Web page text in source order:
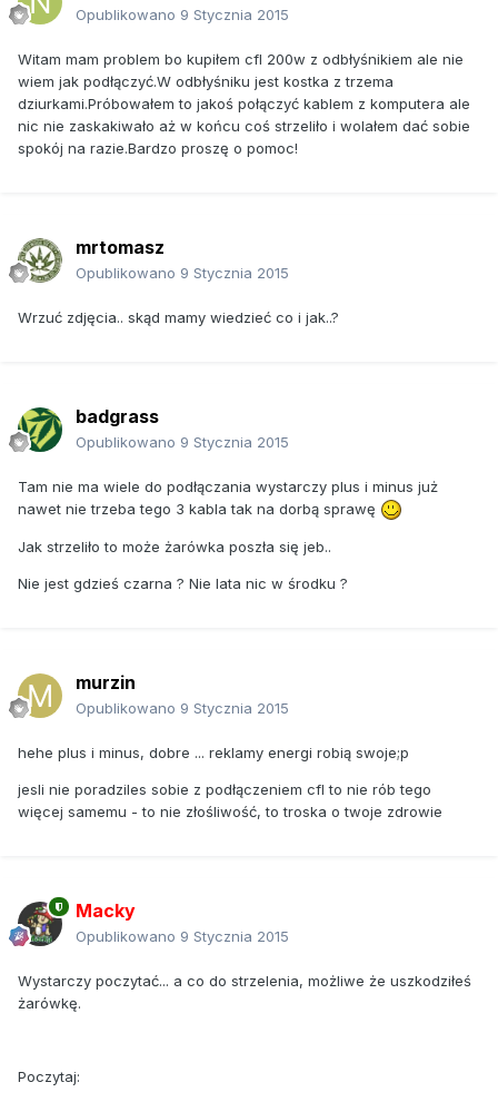
Opublikowano 9 Stycznia 2015
Witam mam problem bo kupiłem cfl 200w z odbłyśnikiem ale nie
wiem jak podłączyć.W odbłyśniku jest kostka z trzema
dziurkami.Próbowałem to jakoś połączyć kablem z komputera ale
nic nie zaskakiwało aż w końcu coś strzeliło i wolałem dać sobie
spokój na razie.Bardzo proszę o pomoc!
mrtomasz
Opublikowano 9 Stycznia 2015
Wrzuć zdjęcia.. skąd mamy wiedzieć co i jak..?
badgrass
Opublikowano 9 Stycznia 2015
Tam nie ma wiele do podłączania wystarczy plus i minus już
nawet nie trzeba tego 3 kabla tak na dorbą sprawę
Jak strzeliło to może żarówka poszła się jeb..
Nie jest gdzieś czarna ? Nie lata nic w środku ?
murzin
Opublikowano 9 Stycznia 2015
hehe plus i minus, dobre ... reklamy energi robią swoje;p
jesli nie poradziles sobie z podłączeniem cfl to nie rób tego
więcej samemu - to nie złośliwość, to troska o twoje zdrowie
Macky
Opublikowano 9 Stycznia 2015
Wystarczy poczytać... a co do strzelenia, możliwe że uszkodziłeś
żarówkę.
Poczytaj: